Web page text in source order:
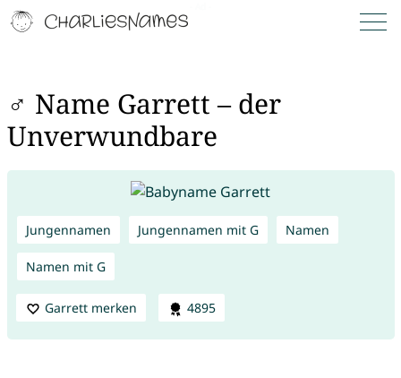
♂ Name Garrett – der
Unverwundbare
Jungennamen Jungennamen mit G Namen
Namen mit G
Garrett merken 4895